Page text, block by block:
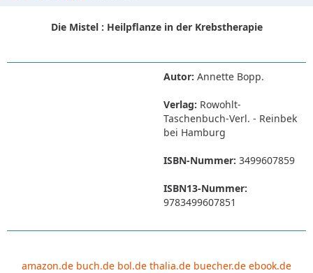
Die Mistel : Heilpflanze in der Krebstherapie
Autor: Annette Bopp.
Verlag: Rowohlt-
Taschenbuch-Verl. - Reinbek
bei Hamburg
ISBN-Nummer: 3499607859
ISBN13-Nummer:
9783499607851
amazon.de buch.de bol.de thalia.de buecher.de ebook.de